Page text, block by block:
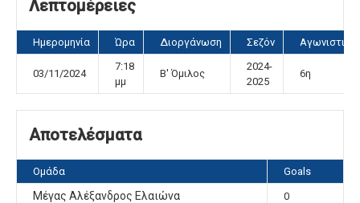
Λεπτομέρειες
Ημερομηνία Ώρα Διοργάνωση Σεζόν Αγωνιστική
03/11/2024
7:18
μμ
Β' Όμιλος
2024-
2025
6η
Αποτελέσματα
Ομάδα Goals
Μέγας Αλέξανδρος Ελαιώνα 0